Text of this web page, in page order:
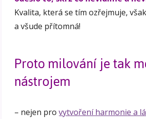
Kvalita, která se tím ozřejmuje,
a všude přítomná!
Proto milování je tak
nástrojem
– nejen provytvoření harmonie a